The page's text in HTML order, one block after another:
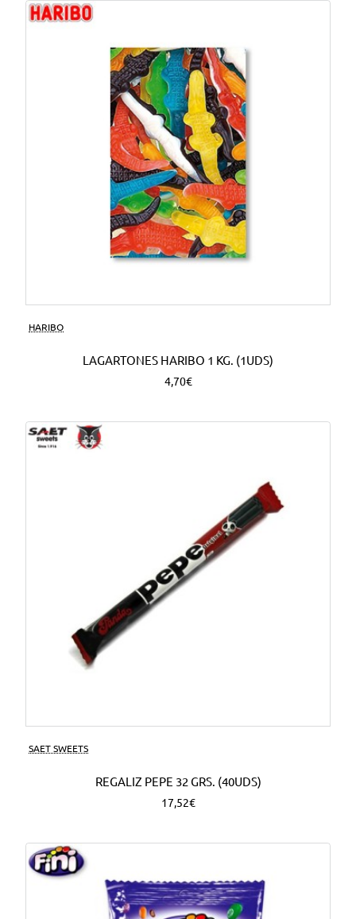
HARIBO
LAGARTONES HARIBO 1 KG. (1UDS)
4,70€
SAET SWEETS
REGALIZ PEPE 32 GRS. (40UDS)
17,52€